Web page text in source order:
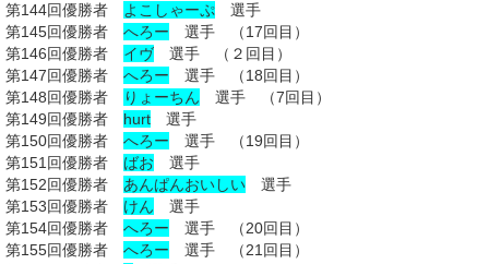
第144回優勝者
よこしゃーぷ 選手
第145回優勝者 へろー 選手 （17回目）
第146回優勝者 イヴ 選手 （２回目）
第147回優勝者 へろー 選手 （18回目）
第148回優勝者
りょーちん 選手 （7回目）
第149回優勝者 hurt 選手
第150回優勝者 へろー 選手 （19回目）
第151回優勝者 ばお 選手
第152回優勝者 あんぱんおいしい 選手
第153回優勝者 けん 選手
第154回優勝者 へろー 選手 （20回目）
第155回優勝者 へろー 選手 （21回目）